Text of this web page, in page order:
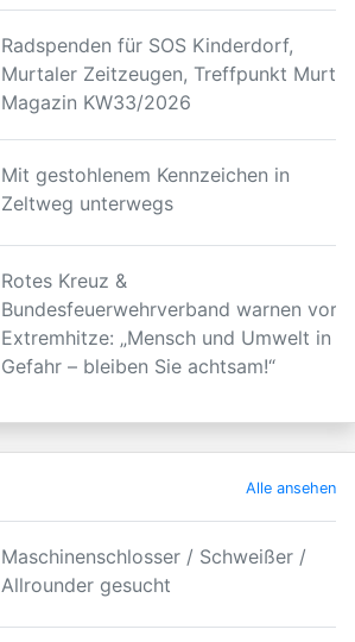
Radspenden für SOS Kinderdorf,
Murtaler Zeitzeugen, Treffpunkt Murtal
Magazin KW33/2026
Mit gestohlenem Kennzeichen in
Zeltweg unterwegs
Rotes Kreuz &
Bundesfeuerwehrverband warnen vor
Extremhitze: „Mensch und Umwelt in
Gefahr – bleiben Sie achtsam!“
Alle ansehen
Maschinenschlosser / Schweißer /
Allrounder gesucht